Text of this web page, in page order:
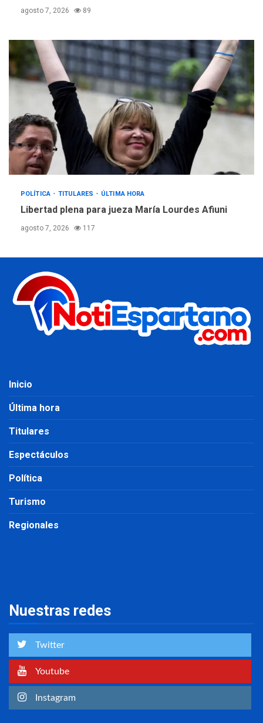
agosto 7, 2026 89
POLÍTICA TITULARES ÚLTIMA HORA
Libertad plena para jueza María Lourdes Afiuni
agosto 7, 2026 117
Inicio
Última hora
Titulares
Espectáculos
Política
Turismo
Regionales
Nuestras redes
Twitter
Youtube
Instagram